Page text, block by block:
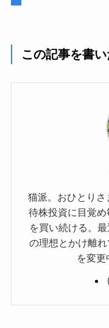
この記事を書い
猫派。おひとり
待株投資に目覚
を買い続ける。
の理想とかけ離
を変更